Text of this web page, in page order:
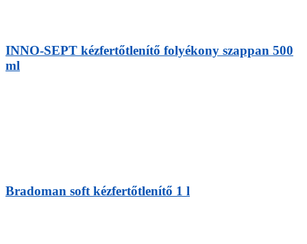
INNO-SEPT kézfertőtlenítő folyékony szappan 500
ml
Bradoman soft kézfertőtlenítő 1 l